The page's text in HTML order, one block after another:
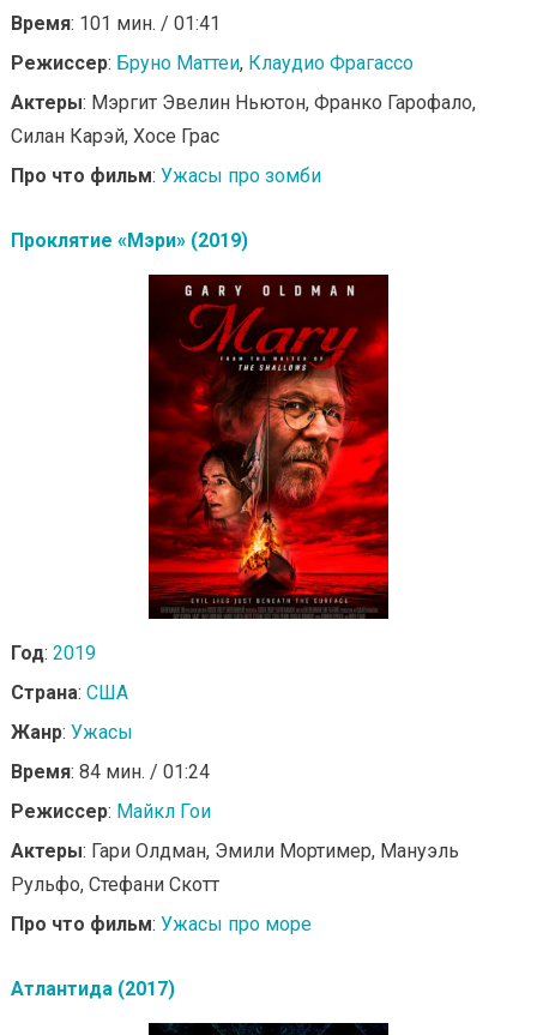
Время: 101 мин. / 01:41
Режиссер: Бруно Маттеи, Клаудио Фрагассо
Актеры: Мэргит Эвелин Ньютон, Франко Гарофало,
Силан Карэй, Хосе Грас
Про что фильм: Ужасы про зомби
Проклятие «Мэри» (2019)
Год: 2019
Страна: США
Жанр: Ужасы
Время: 84 мин. / 01:24
Режиссер: Майкл Гои
Актеры: Гари Олдман, Эмили Мортимер, Мануэль
Рульфо, Стефани Скотт
Про что фильм: Ужасы про море
Атлантида (2017)